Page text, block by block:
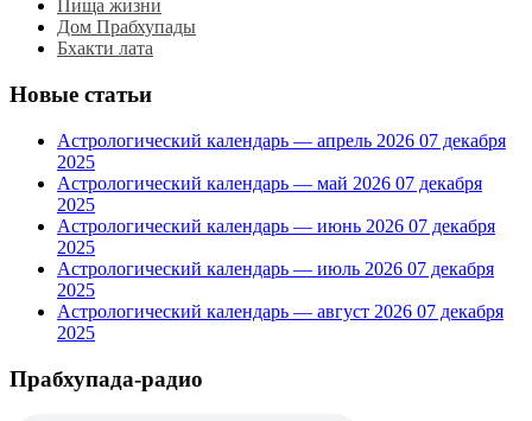
Пища жизни
Дом Прабхупады
Бхакти лата
Новые статьи
Астрологический календарь — апрель 2026 07 декабря
2025
Астрологический календарь — май 2026 07 декабря
2025
Астрологический календарь — июнь 2026 07 декабря
2025
Астрологический календарь — июль 2026 07 декабря
2025
Астрологический календарь — август 2026 07 декабря
2025
Прабхупада-радио